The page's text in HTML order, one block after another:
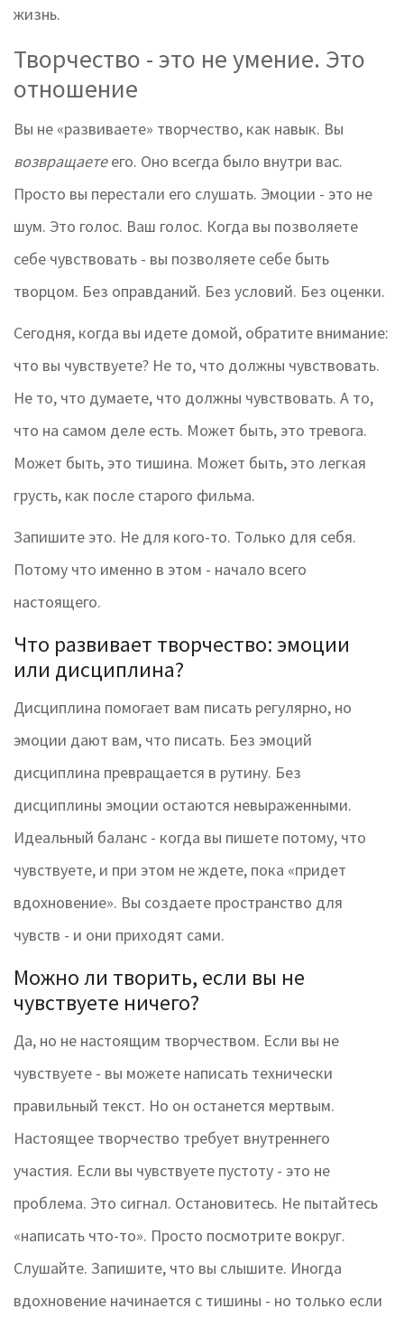
жизнь.
Творчество - это не умение. Это
отношение
Вы не «развиваете» творчество, как навык. Вы
возвращаетеего. Оно всегда было внутри вас.
Просто вы перестали его слушать. Эмоции - это не
шум. Это голос. Ваш голос. Когда вы позволяете
себе чувствовать - вы позволяете себе быть
творцом. Без оправданий. Без условий. Без оценки.
Сегодня, когда вы идете домой, обратите внимание:
что вы чувствуете? Не то, что должны чувствовать.
Не то, что думаете, что должны чувствовать. А то,
что на самом деле есть. Может быть, это тревога.
Может быть, это тишина. Может быть, это легкая
грусть, как после старого фильма.
Запишите это. Не для кого-то. Только для себя.
Потому что именно в этом - начало всего
настоящего.
Что развивает творчество: эмоции
или дисциплина?
Дисциплина помогает вам писать регулярно, но
эмоции дают вам, что писать. Без эмоций
дисциплина превращается в рутину. Без
дисциплины эмоции остаются невыраженными.
Идеальный баланс - когда вы пишете потому, что
чувствуете, и при этом не ждете, пока «придет
вдохновение». Вы создаете пространство для
чувств - и они приходят сами.
Можно ли творить, если вы не
чувствуете ничего?
Да, но не настоящим творчеством. Если вы не
чувствуете - вы можете написать технически
правильный текст. Но он останется мертвым.
Настоящее творчество требует внутреннего
участия. Если вы чувствуете пустоту - это не
проблема. Это сигнал. Остановитесь. Не пытайтесь
«написать что-то». Просто посмотрите вокруг.
Слушайте. Запишите, что вы слышите. Иногда
вдохновение начинается с тишины - но только если